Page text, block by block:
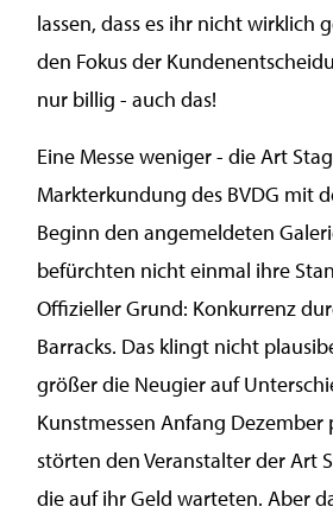
lassen, dass es ihr nicht wirklich
den Fokus der
nur billig - auch das!
Eine Messe weniger - die Art
Markterkundung des BVDG mit
Beginn den angemeldeten
befürchten nicht einmal ihre
Offizieller Grund: Konkurrenz
Barracks. Das klingt nicht
größer die Neugier auf
Kunstmessen Anfang
störten den Veranstalter der Art
die auf ihr Geld warteten. Aber